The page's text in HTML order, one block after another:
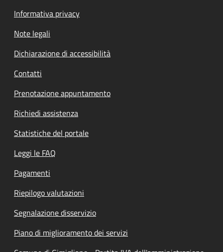
Informativa privacy
Note legali
Dichiarazione di accessibilità
Contatti
Prenotazione appuntamento
Richiedi assistenza
Statistiche del portale
Leggi le FAQ
Pagamenti
Riepilogo valutazioni
Segnalazione disservizio
Piano di miglioramento dei servizi